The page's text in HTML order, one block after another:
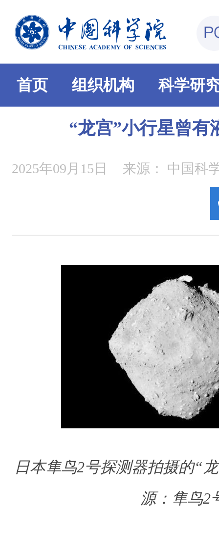
首页 组织机构 科学研
“龙宫”小行星曾有
2025年09月15日 来源： 中国科
日本隼鸟2号探测器拍摄的“
源：隼鸟2